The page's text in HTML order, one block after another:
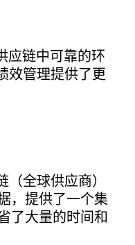
应链中可靠的环
效管理提供了更
全球供应商）
，提供了一个集
了大量的时间和